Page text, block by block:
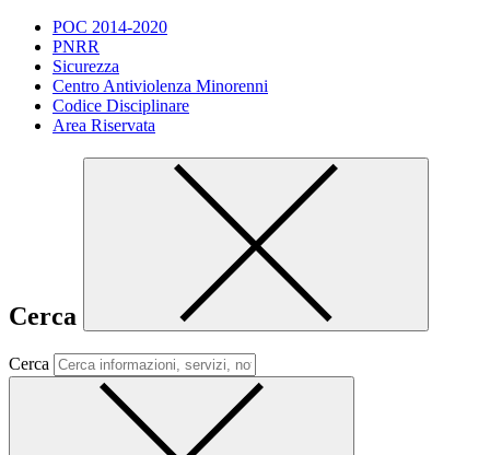
POC 2014-2020
PNRR
Sicurezza
Centro Antiviolenza Minorenni
Codice Disciplinare
Area Riservata
Cerca
Cerca